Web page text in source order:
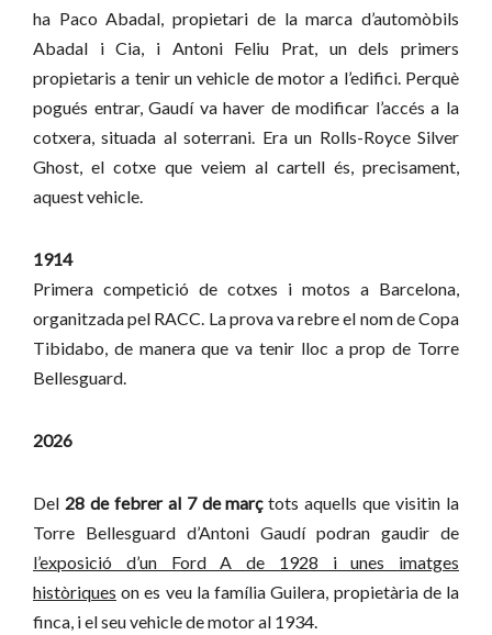
ha Paco Abadal, propietari de la marca d’automòbils
Abadal i Cia, i Antoni Feliu Prat, un dels primers
propietaris a tenir un vehicle de motor a l’edifici. Perquè
pogués entrar, Gaudí va haver de modificar l’accés a la
cotxera, situada al soterrani. Era un Rolls-Royce Silver
Ghost, el cotxe que veiem al cartell és, precisament,
aquest vehicle.
1914
Primera competició de cotxes i motos a Barcelona,
organitzada pel RACC. La prova va rebre el nom de Copa
Tibidabo, de manera que va tenir lloc a prop de Torre
Bellesguard.
2026
Del 28 de febrer al 7 de marçtots aquells que visitin la
Torre Bellesguard d’Antoni Gaudí podran gaudir de
l’exposició d’un Ford A de 1928 i unes imatges
històriques on es veu la família Guilera, propietària de la
finca, i el seu vehicle de motor al 1934.